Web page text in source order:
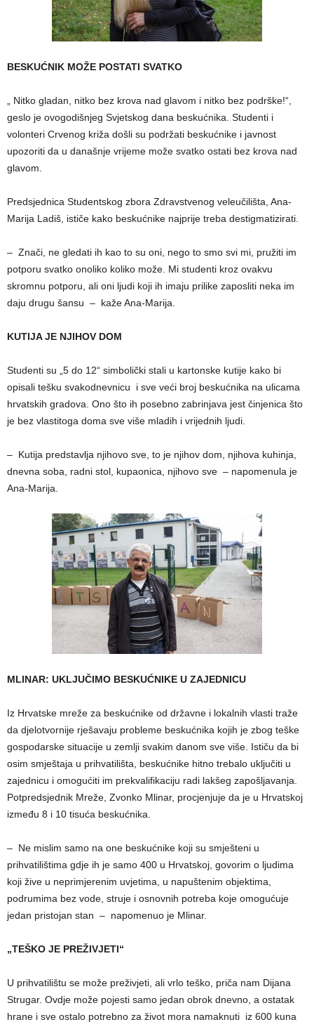
BESKUĆNIK MOŽE POSTATI SVATKO
„ Nitko gladan, nitko bez krova nad glavom i nitko bez podrške!“,
geslo je ovogodišnjeg Svjetskog dana beskućnika. Studenti i
volonteri Crvenog križa došli su podržati beskućnike i javnost
upozoriti da u današnje vrijeme može svatko ostati bez krova nad
glavom.
Predsjednica Studentskog zbora Zdravstvenog veleučilišta, Ana-
Marija Ladiš, ističe kako beskućnike najprije treba destigmatizirati.
– Znači, ne gledati ih kao to su oni, nego to smo svi mi, pružiti im
potporu svatko onoliko koliko može. Mi studenti kroz ovakvu
skromnu potporu, ali oni ljudi koji ih imaju prilike zaposliti neka im
daju drugu šansu – kaže Ana-Marija.
KUTIJA JE NJIHOV DOM
Studenti su „5 do 12“ simbolički stali u kartonske kutije kako bi
opisali tešku svakodnevnicu i sve veći broj beskućnika na ulicama
hrvatskih gradova. Ono što ih posebno zabrinjava jest činjenica što
je bez vlastitoga doma sve više mladih i vrijednih ljudi.
– Kutija predstavlja njihovo sve, to je njihov dom, njihova kuhinja,
dnevna soba, radni stol, kupaonica, njihovo sve – napomenula je
Ana-Marija.
MLINAR: UKLJUČIMO BESKUĆNIKE U ZAJEDNICU
Iz Hrvatske mreže za beskućnike od državne i lokalnih vlasti traže
da djelotvornije rješavaju probleme beskućnika kojih je zbog teške
gospodarske situacije u zemlji svakim danom sve više. Ističu da bi
osim smještaja u prihvatilišta, beskućnike hitno trebalo uključiti u
zajednicu i omogućiti im prekvalifikaciju radi lakšeg zapošljavanja.
Potpredsjednik Mreže, Zvonko Mlinar, procjenjuje da je u Hrvatskoj
između 8 i 10 tisuća beskućnika.
– Ne mislim samo na one beskućnike koji su smješteni u
prihvatilištima gdje ih je samo 400 u Hrvatskoj, govorim o ljudima
koji žive u neprimjerenim uvjetima, u napuštenim objektima,
podrumima bez vode, struje i osnovnih potreba koje omogućuje
jedan pristojan stan – napomenuo je Mlinar.
„TEŠKO JE PREŽIVJETI“
U prihvatilištu se može preživjeti, ali vrlo teško, priča nam Dijana
Strugar. Ovdje može pojesti samo jedan obrok dnevno, a ostatak
hrane i sve ostalo potrebno za život mora namaknuti iz 600 kuna